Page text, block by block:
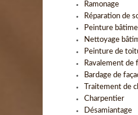
Ramonage
Réparation de
Peinture
Nettoyage
Peinture de
Ravalement de
Bardage de
Traitement de
Charpentier
Désamiantage